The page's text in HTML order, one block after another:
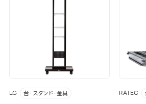
LG 台・スタンド・金具 RATEC